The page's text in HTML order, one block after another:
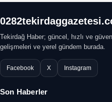
Tekirdağ Haber; güncel, hızlı ve
gelişmeleri ve yerel gündem burada.
Facebook X Instagram
Son Haberler